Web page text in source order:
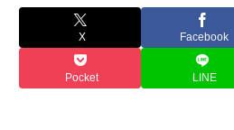
X Facebook
Pocket LINE